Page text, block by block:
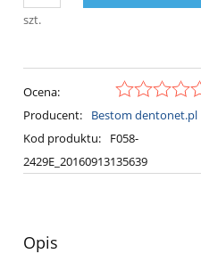
szt.
Ocena:
Producent:
Bestom dentonet.pl
Kod produktu:
F058-
2429E_20160913135639
Opis